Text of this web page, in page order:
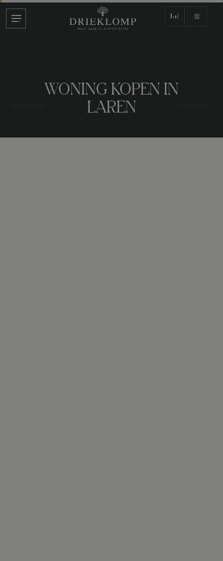
WONING KOPEN IN
LAREN